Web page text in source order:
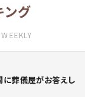
ング
WEEKLY
に葬儀屋がお答えし